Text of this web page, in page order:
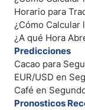
Horario para
¿Cómo Calcular
¿A qué Hora
Predicciones
Cacao para
EUR/USD en
Café en
Pronosticos